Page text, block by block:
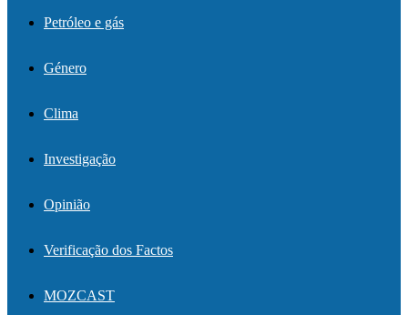
Petróleo e gás
Género
Clima
Investigação
Opinião
Verificação dos Factos
MOZCAST